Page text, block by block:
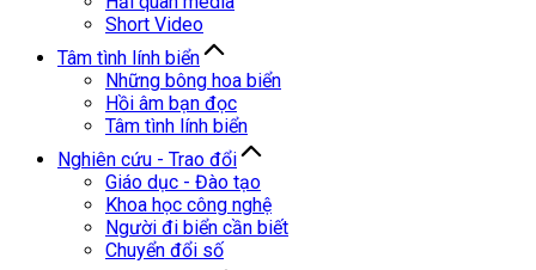
Short Video
Tâm tình lính biển
Những bông hoa biển
Hồi âm bạn đọc
Tâm tình lính biển
Nghiên cứu - Trao đổi
Giáo dục - Đào tạo
Khoa học công nghệ
Người đi biển cần biết
Chuyển đổi số